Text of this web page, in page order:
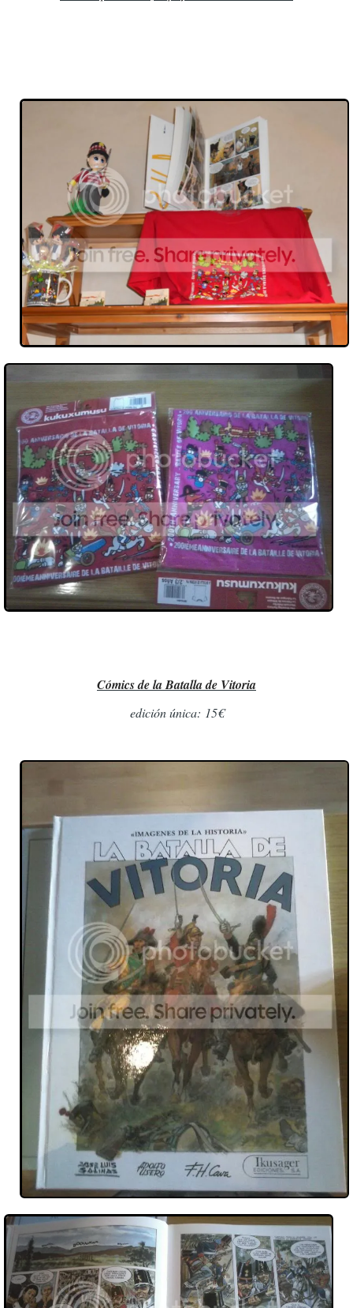
Cómics de la Batalla de Vitoria
edición única: 15€